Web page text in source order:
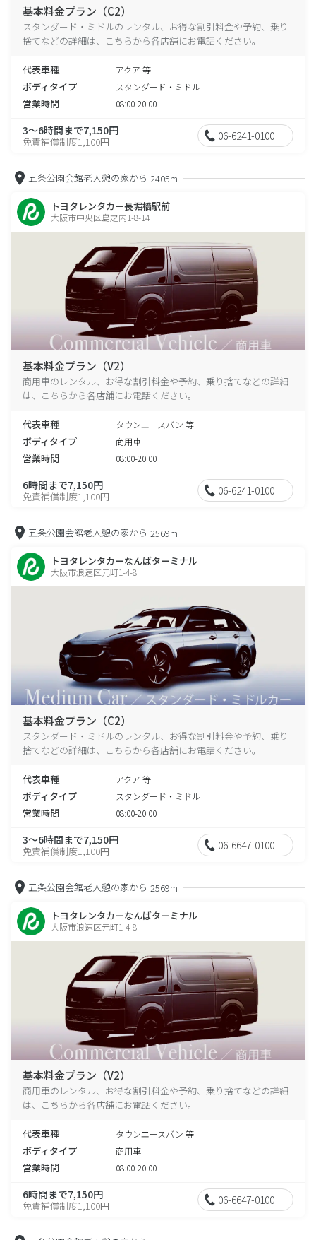
基本料金プラン（C2）
スタンダード・ミドルのレンタル、お得な割引料金や予約、乗り
捨てなどの詳細は、こちらから各店舗にお電話ください。
代表車種 アクア 等
ボディタイプ スタンダード・ミドル
営業時間 08:00-20:00
3～6時間まで7,150円
免責補償制度1,100円 06-6241-0100
五条公園会館老人憩の家から 2405m
トヨタレンタカー長堀橋駅前
大阪市中央区島之内1-8-14
基本料金プラン（V2）
商用車のレンタル、お得な割引料金や予約、乗り捨てなどの詳細
は、こちらから各店舗にお電話ください。
代表車種 タウンエースバン 等
ボディタイプ 商用車
営業時間 08:00-20:00
6時間まで7,150円
免責補償制度1,100円 06-6241-0100
五条公園会館老人憩の家から 2569m
トヨタレンタカーなんばターミナル
大阪市浪速区元町1-4-8
基本料金プラン（C2）
スタンダード・ミドルのレンタル、お得な割引料金や予約、乗り
捨てなどの詳細は、こちらから各店舗にお電話ください。
代表車種 アクア 等
ボディタイプ スタンダード・ミドル
営業時間 08:00-20:00
3～6時間まで7,150円
免責補償制度1,100円 06-6647-0100
五条公園会館老人憩の家から 2569m
トヨタレンタカーなんばターミナル
大阪市浪速区元町1-4-8
基本料金プラン（V2）
商用車のレンタル、お得な割引料金や予約、乗り捨てなどの詳細
は、こちらから各店舗にお電話ください。
代表車種 タウンエースバン 等
ボディタイプ 商用車
営業時間 08:00-20:00
6時間まで7,150円
免責補償制度1,100円 06-6647-0100